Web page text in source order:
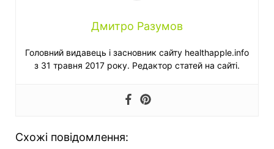
Дмитро Разумов
Головний видавець і засновник сайту healthapple.info
з 31 травня 2017 року. Редактор статей на сайті.
Схожі повідомлення: